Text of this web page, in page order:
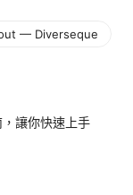
— Diverseque
讓你快速上手